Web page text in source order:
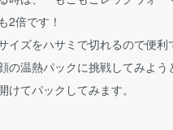
2倍です！
イズをハサミで切れるので便利
の温熱パックに挑戦してみよ
けてパックしてみます。